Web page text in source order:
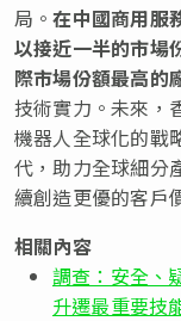
局。在中國商用服
以接近一半的市場
際市場份額最高的
技術實力。未來，
機器人全球化的戰
代，助力全球細分
續創造更優的客戶
相關內容
調查：安全、
升遷最重要技